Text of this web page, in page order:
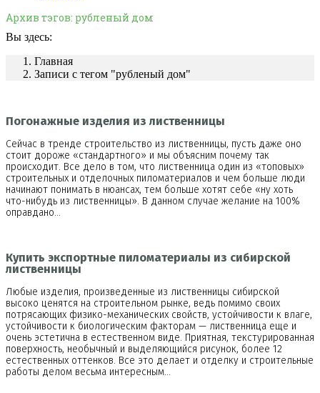
Архив тэгов: рубленый дом
Вы здесь:
Главная
Записи с тегом "рубленый дом"
Погонажные изделия из лиственницы
Сейчас в тренде строительство из лиственницы, пусть даже оно
стоит дороже «стандартного» и мы объясним почему так
происходит. Все дело в том, что лиственница один из «топовых»
строительных и отделочных пиломатериалов и чем больше люди
начинают понимать в нюансах, тем больше хотят себе «ну хоть
что-нибудь из лиственницы». В данном случае желание на 100%
оправдано…
Купить экспортные пиломатериалы из сибирской
лиственницы
Любые изделия, произведенные из лиственницы сибирской
высоко ценятся на строительном рынке, ведь помимо своих
потрясающих физико-механических свойств, устойчивости к влаге,
устойчивости к биологическим факторам — лиственница еще и
очень эстетична в естественном виде. Приятная, текстурированная
поверхность, необычный и выделяющийся рисунок, более 12
естественных оттенков. Все это делает и отделку и строительные
работы делом весьма интересным…